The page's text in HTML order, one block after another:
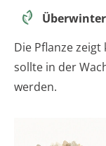
Die Pflanze
sollte in der
werden.